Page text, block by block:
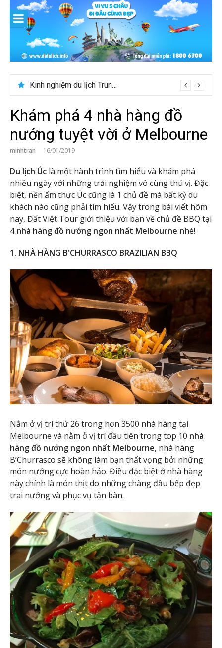
content
Du lịch Maldives – Lần đầu nên đi đâu, chơi gì?
Khám phá 4 nhà hàng đồ
nướng tuyệt vời ở Melbourne
minhtran 16/01/2019
Du lịch Úc là một hành trình tìm hiểu và khám phá
nhiều ngày với những trải nghiệm vô cùng thú vị. Đặc
biệt, nền ẩm thực Úc cũng là 1 chủ đề mà bất kỳ du
khách nào cũng phải tìm hiểu. Vậy trong bài viết hôm
nay, Đất Việt Tour giới thiệu với bạn về chủ đề BBQ tại
4 nhà hàng đồ nướng ngon nhất Melbourne nhé!
1. NHÀ HÀNG B'CHURRASCO BRAZILIAN BBQ
Nằm ở vị trí thứ 26 trong hơn 3500 nhà hàng tại
Melbourne và nằm ở vị trí đầu tiên trong top 10 nhà
hàng đồ nướng ngon nhất Melbourne, nhà hàng
B’Churrasco sẽ không làm bạn thất vọng bởi những
món nướng cực hoàn hảo. Điều đặc biệt ở nhà hàng
này chính là món thịt do những chàng đầu bếp đẹp
trai nướng và phục vụ tận bàn.